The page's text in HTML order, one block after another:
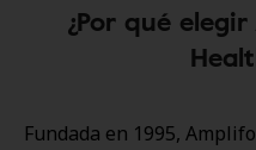
¿Por qué
Fundada en 1995,